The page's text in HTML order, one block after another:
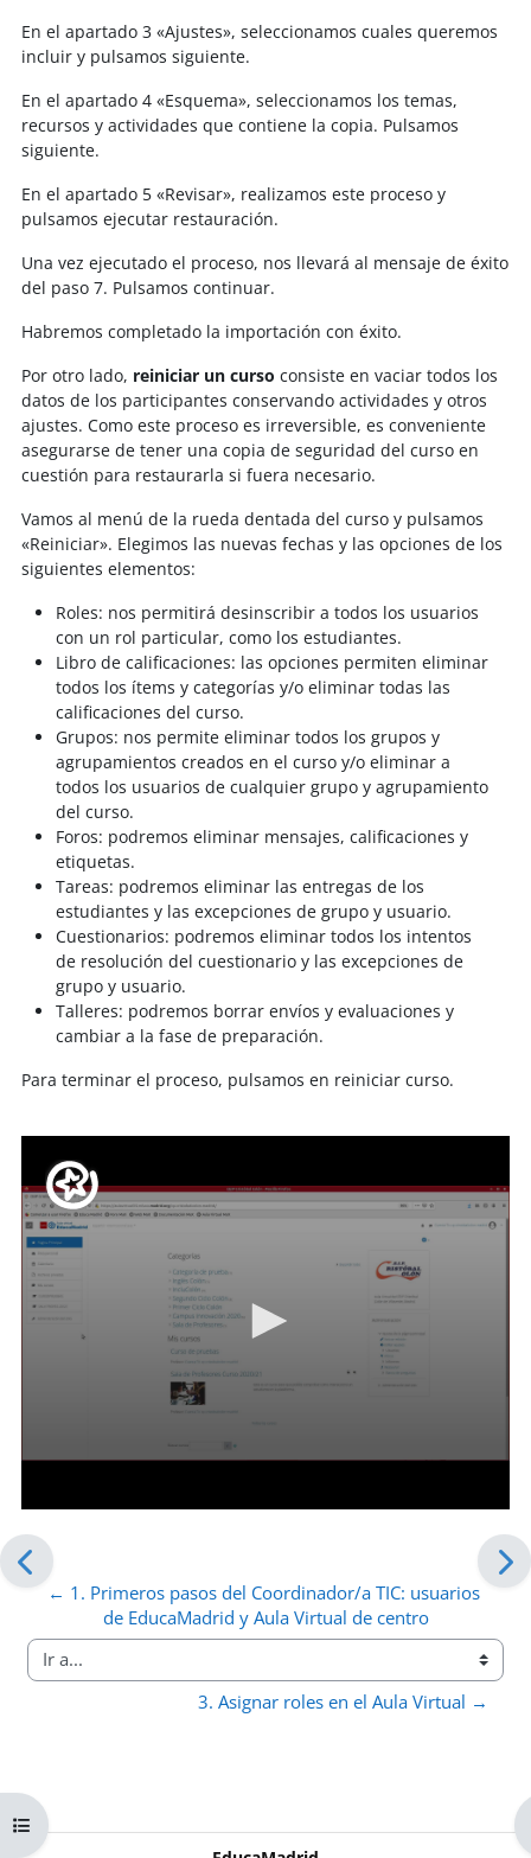
Abrir índice del curso
En el apartado 3 «Ajustes», seleccionamos cuales queremos
incluir y pulsamos siguiente.
En el apartado 4 «Esquema», seleccionamos los temas,
recursos y actividades que contiene la copia. Pulsamos
siguiente.
En el apartado 5 «Revisar», realizamos este proceso y
pulsamos ejecutar restauración.
Una vez ejecutado el proceso, nos llevará al mensaje de éxito
del paso 7. Pulsamos continuar.
Habremos completado la importación con éxito.
Por otro lado, reiniciar un curso consiste en vaciar todos los
datos de los participantes conservando actividades y otros
ajustes. Como este proceso es irreversible, es conveniente
asegurarse de tener una copia de seguridad del curso en
cuestión para restaurarla si fuera necesario.
Vamos al menú de la rueda dentada del curso y pulsamos
«Reiniciar». Elegimos las nuevas fechas y las opciones de los
siguientes elementos:
Roles: nos permitirá desinscribir a todos los usuarios
con un rol particular, como los estudiantes.
Libro de calificaciones: las opciones permiten eliminar
todos los ítems y categorías y/o eliminar todas las
calificaciones del curso.
Grupos: nos permite eliminar todos los grupos y
agrupamientos creados en el curso y/o eliminar a
todos los usuarios de cualquier grupo y agrupamiento
del curso.
Foros: podremos eliminar mensajes, calificaciones y
etiquetas.
Tareas: podremos eliminar las entregas de los
estudiantes y las excepciones de grupo y usuario.
Cuestionarios: podremos eliminar todos los intentos
de resolución del cuestionario y las excepciones de
grupo y usuario.
Talleres: podremos borrar envíos y evaluaciones y
cambiar a la fase de preparación.
Para terminar el proceso, pulsamos en reiniciar curso.
← 1. Primeros pasos del Coordinador/a TIC: usuarios
de EducaMadrid y Aula Virtual de centro
Ir a...
3. Asignar roles en el Aula Virtual →